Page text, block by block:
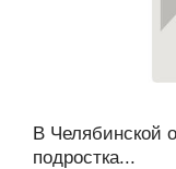
В Челябинской
подростка...